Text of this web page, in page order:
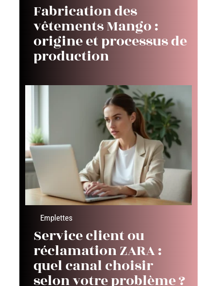
Fabrication des
vêtements Mango :
origine et processus de
production
Emplettes
Service client ou
réclamation ZARA :
quel canal choisir
selon votre problème ?